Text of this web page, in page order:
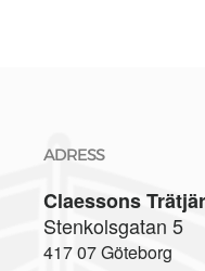
ADRESS
Claessons
Stenkolsgatan 5
417 07 Göteborg